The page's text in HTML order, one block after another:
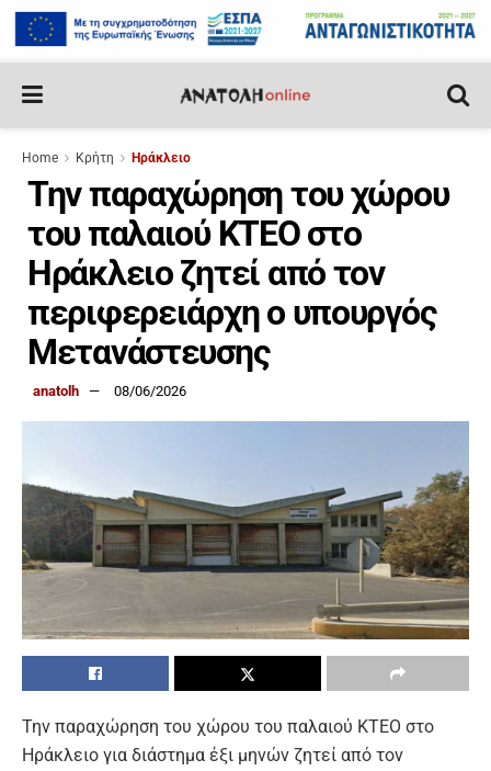
Home Κρήτη Ηράκλειο
Την παραχώρηση του χώρου
του παλαιού ΚΤΕΟ στο
Ηράκλειο ζητεί από τον
περιφερειάρχη ο υπουργός
Μετανάστευσης
anatolh 08/06/2026
Την παραχώρηση του χώρου του παλαιού ΚΤΕΟ στο
Ηράκλειο για διάστημα έξι μηνών ζητεί από τον